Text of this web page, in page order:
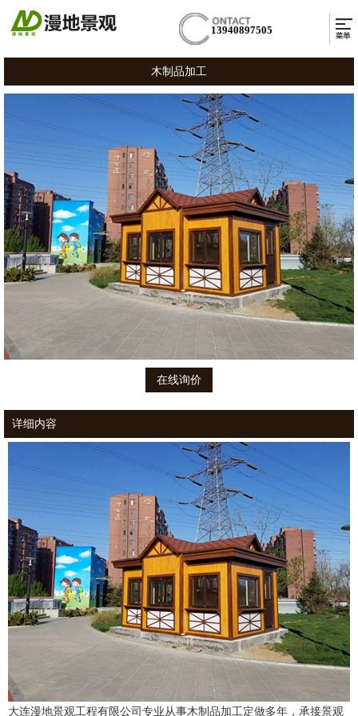
13940897505
木制品加工
在线询价
详细内容
大连漫地景观工程有限公司专业从事木制品加工定做多年，承接景观